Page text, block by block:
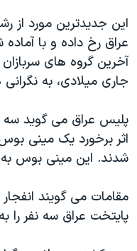
تریبونال مردمی آبان ۹۸
دادگاه حمید نوری
چهل سال گروگان‌گیری
اعتراضات مردمی آبان ۹۸
اسرائیل در جنگ
همایش محافظه‌کاران
این جدیدترین مورد
عراق رخ داده و با
آخرین گروه های
جاری میلادی، به
پلیس عراق می گوید سه
اثر برخورد یک مینی
شدند. این مینی بوس
مقامات می گویند
پایتخت عراق سه نفر را